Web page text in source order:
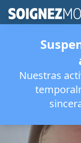
Nuestras